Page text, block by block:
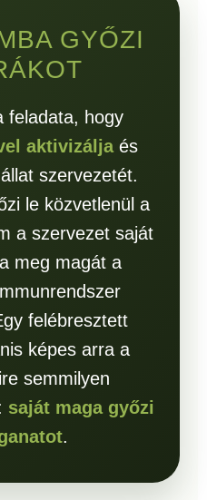
GYŐZI
feladata, hogy
aktivizáljaés
szervezetét.
le közvetlenül a
a szervezet saját
meg magát a
felébresztett
képes arra a
semmilyen
saját maga győzi
.